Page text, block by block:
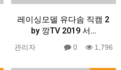
레이싱모델 유다솜 직캠 2
by 깡TV 2019 서…
관리자 0 1,796